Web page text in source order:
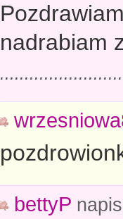
nadrabiam
bettyP